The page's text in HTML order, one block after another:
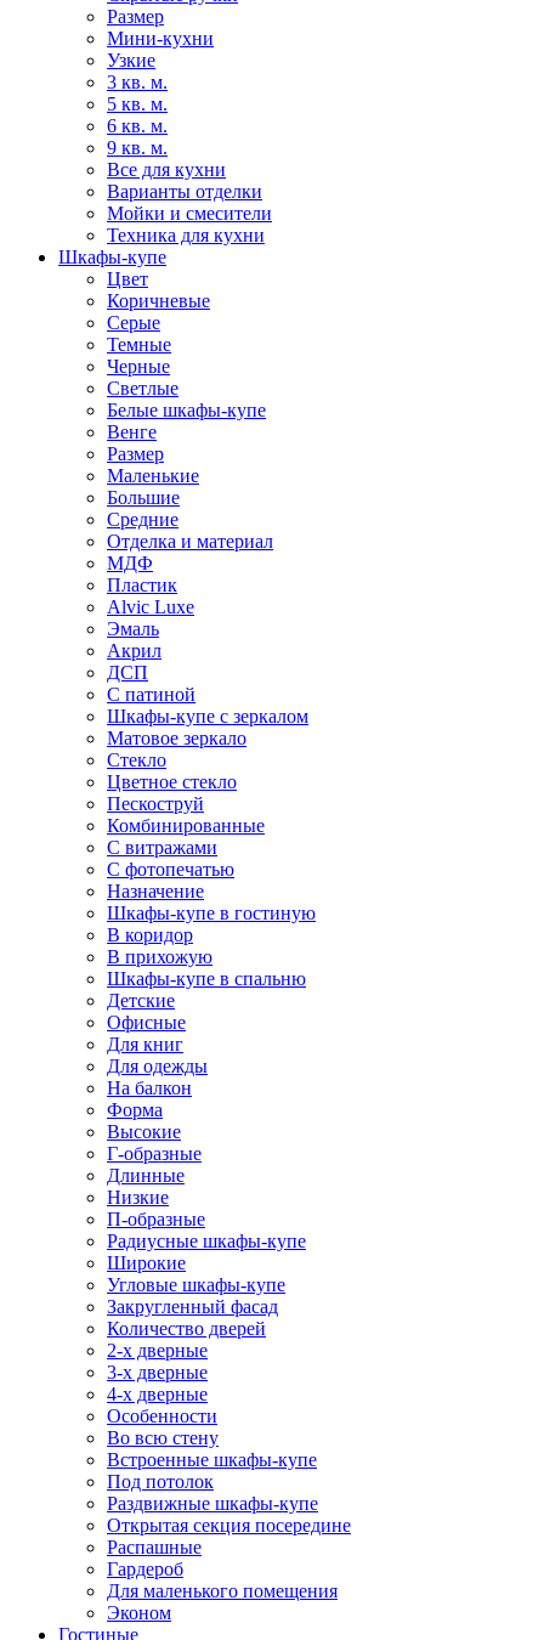
Размер
Мини-кухни
Узкие
3 кв. м.
5 кв. м.
6 кв. м.
9 кв. м.
Все для кухни
Варианты отделки
Мойки и смесители
Техника для кухни
Шкафы-купе
Цвет
Коричневые
Серые
Темные
Черные
Светлые
Белые шкафы-купе
Венге
Размер
Маленькие
Большие
Средние
Отделка и материал
МДФ
Пластик
Alvic Luxe
Эмаль
Акрил
ДСП
С патиной
Шкафы-купе с зеркалом
Матовое зеркало
Стекло
Цветное стекло
Пескоструй
Комбинированные
С витражами
С фотопечатью
Назначение
Шкафы-купе в гостиную
В коридор
В прихожую
Шкафы-купе в спальню
Детские
Офисные
Для книг
Для одежды
На балкон
Форма
Высокие
Г-образные
Длинные
Низкие
П-образные
Радиусные шкафы-купе
Широкие
Угловые шкафы-купе
Закругленный фасад
Количество дверей
2-х дверные
3-х дверные
4-х дверные
Особенности
Во всю стену
Встроенные шкафы-купе
Под потолок
Раздвижные шкафы-купе
Открытая секция посередине
Распашные
Гардероб
Для маленького помещения
Эконом
Гостиные